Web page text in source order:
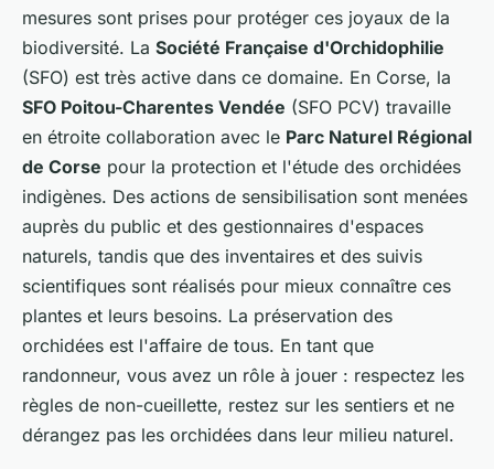
mesures sont prises pour protéger ces joyaux de la
biodiversité. La Société Française d'Orchidophilie
(SFO) est très active dans ce domaine. En Corse, la
SFO Poitou-Charentes Vendée (SFO PCV) travaille
en étroite collaboration avec le Parc Naturel Régional
de Corse pour la protection et l'étude des orchidées
indigènes. Des actions de sensibilisation sont menées
auprès du public et des gestionnaires d'espaces
naturels, tandis que des inventaires et des suivis
scientifiques sont réalisés pour mieux connaître ces
plantes et leurs besoins. La préservation des
orchidées est l'affaire de tous. En tant que
randonneur, vous avez un rôle à jouer : respectez les
règles de non-cueillette, restez sur les sentiers et ne
dérangez pas les orchidées dans leur milieu naturel.